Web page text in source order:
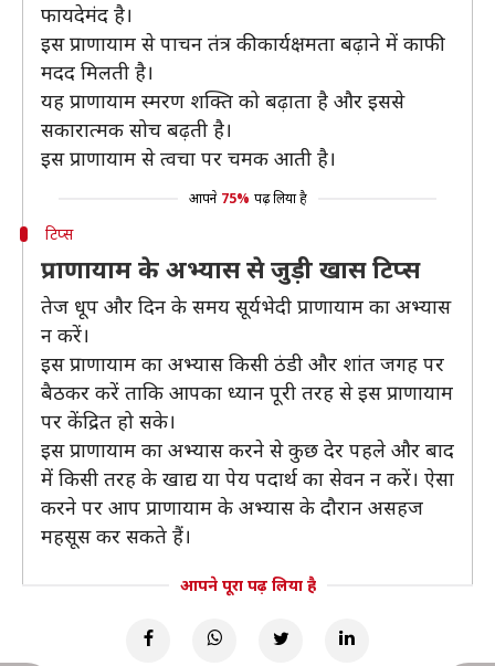
फायदेमंद है।
इस प्राणायाम से पाचन तंत्र की कार्यक्षमता बढ़ाने में काफी
मदद मिलती है।
यह प्राणायाम स्मरण शक्ति को बढ़ाता है और इससे
सकारात्मक सोच बढ़ती है।
इस प्राणायाम से त्वचा पर चमक आती है।
आपने 75% पढ़ लिया है
टिप्स
प्राणायाम के अभ्यास से जुड़ी खास टिप्स
तेज धूप और दिन के समय सूर्यभेदी प्राणायाम का अभ्यास
न करें।
इस प्राणायाम का अभ्यास किसी ठंडी और शांत जगह पर
बैठकर करें ताकि आपका ध्यान पूरी तरह से इस प्राणायाम
पर केंद्रित हो सके।
इस प्राणायाम का अभ्यास करने से कुछ देर पहले और बाद
में किसी तरह के खाद्य या पेय पदार्थ का सेवन न करें। ऐसा
करने पर आप प्राणायाम के अभ्यास के दौरान असहज
महसूस कर सकते हैं।
आपने पूरा पढ़ लिया है